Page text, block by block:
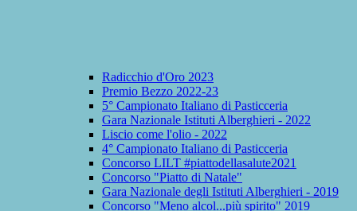
Radicchio d'Oro 2023
Premio Bezzo 2022-23
5° Campionato Italiano di Pasticceria
Gara Nazionale Istituti Alberghieri - 2022
Liscio come l'olio - 2022
4° Campionato Italiano di Pasticceria
Concorso LILT #piattodellasalute2021
Concorso "Piatto di Natale"
Gara Nazionale degli Istituti Alberghieri - 2019
Concorso "Meno alcol...più spirito" 2019